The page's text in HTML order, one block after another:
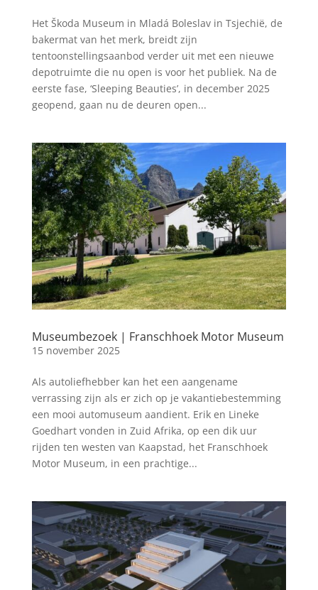
Het Škoda Museum in Mladá Boleslav in Tsjechië, de
bakermat van het merk, breidt zijn
tentoonstellingsaanbod verder uit met een nieuwe
depotruimte die nu open is voor het publiek. Na de
eerste fase, ‘Sleeping Beauties’, in december 2025
geopend, gaan nu de deuren open...
Museumbezoek | Franschhoek Motor Museum
15 november 2025
Als autoliefhebber kan het een aangename
verrassing zijn als er zich op je vakantiebestemming
een mooi automuseum aandient. Erik en Lineke
Goedhart vonden in Zuid Afrika, op een dik uur
rijden ten westen van Kaapstad, het Franschhoek
Motor Museum, in een prachtige...